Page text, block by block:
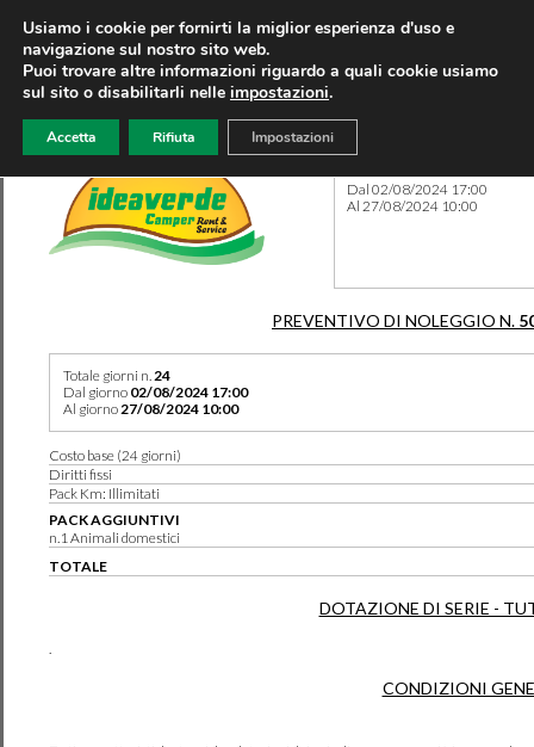
Dal 02/08/2024 17:00
Al 27/08/2024 10:00
PREVENTIVO DI NOLEGGIO N.
Totale giorni n.24
Dal giorno 02/08/2024 17:00
Al giorno27/08/2024 10:00
Costo base (24 giorni)
Diritti fissi
Pack Km: Illimitati
PACK AGGIUNTIVI
n.1 Animali domestici
TOTALE
DOTAZIONE DI SERIE -
CONDIZIONI
Usiamo i cookie per fornirti la miglior esperienza d'uso e
navigazione sul nostro sito web.
Puoi trovare altre informazioni riguardo a quali cookie usiamo
sul sito o disabilitarli nelle impostazioni.
Accetta Rifiuta Impostazioni